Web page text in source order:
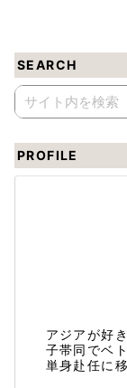
SEARCH
PROFILE
アジアが好
子帯同でベ
単身赴任に移